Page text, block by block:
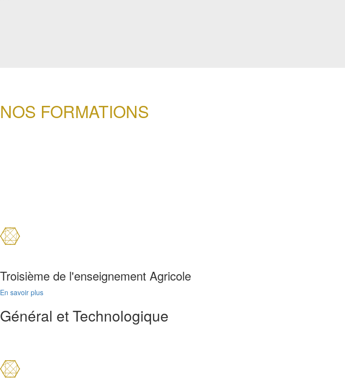
NOS FORMATIONS
Troisième de l'enseignement Agricole
En savoir plus
Général et Technologique